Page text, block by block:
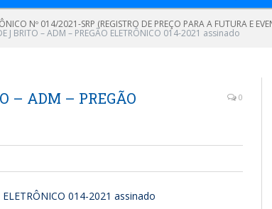
Nº 014/2021-SRP (REGISTRO DE PREÇO PARA A FUTURA E
J BRITO – ADM – PREGÃO ELETRÔNICO 014-2021 assinado
– ADM – PREGÃO
0
014-2021 assinado